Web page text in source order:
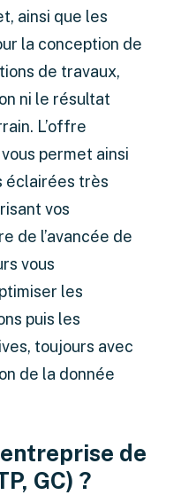
ainsi que les
la conception de
de travaux,
ni le résultat
L’offre
permet ainsi
éclairées très
vos
de l’avancée de
vous
les
puis les
toujours avec
de la donnée
de
GC) ?